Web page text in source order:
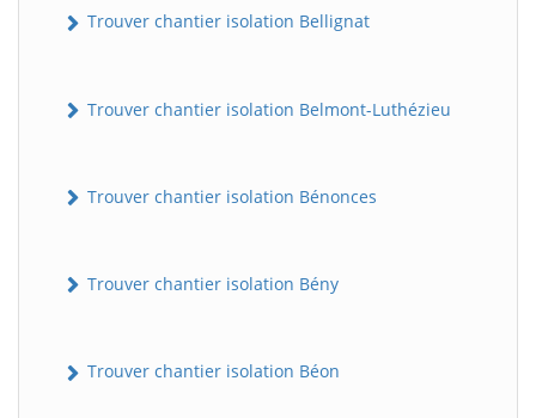
Trouver chantier isolation Bellignat
Trouver chantier isolation Belmont-Luthézieu
Trouver chantier isolation Bénonces
Trouver chantier isolation Bény
Trouver chantier isolation Béon